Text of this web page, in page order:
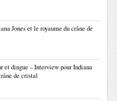
Jones et le royaume du crâne de
et dingue – Interview pour Indiana
de cristal